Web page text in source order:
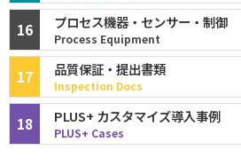
プロセス機器・センサー・制御
Process Equipment
16
品質保証・提出書類
Inspection Docs
17
PLUS+ カスタマイズ導入事例
PLUS+ Cases
18